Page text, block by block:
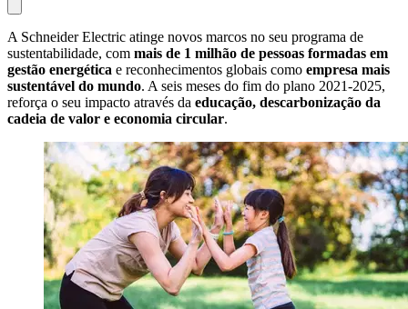
A Schneider Electric atinge novos marcos no seu programa de
sustentabilidade, com mais de 1 milhão de pessoas formadas em
gestão energética e reconhecimentos globais como empresa mais
sustentável do mundo. A seis meses do fim do plano 2021-2025,
reforça o seu impacto através da educação, descarbonização da
cadeia de valor e economia circular.